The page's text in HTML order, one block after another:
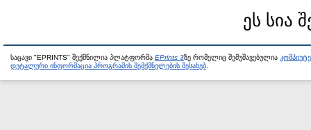
ეს სია
საცავი "EPRINTS" შექმნილია პლატფორმა EPrints 3ზე რომელიც შემუშავებულია
დეტალური ინფორმაცია პროგრამის შემქმნელების შესახებ